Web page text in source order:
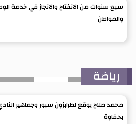
سبع سنوات من الانفتاح والانجاز في خدمة
والمواطن
رياضة
محمد صلاح يوقع لطرابزون سبور وجماهير
بحفاوة